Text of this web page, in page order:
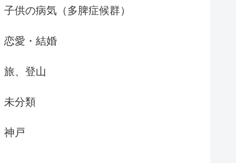
子供の病気（多脾症候群）
恋愛・結婚
旅、登山
未分類
神戸